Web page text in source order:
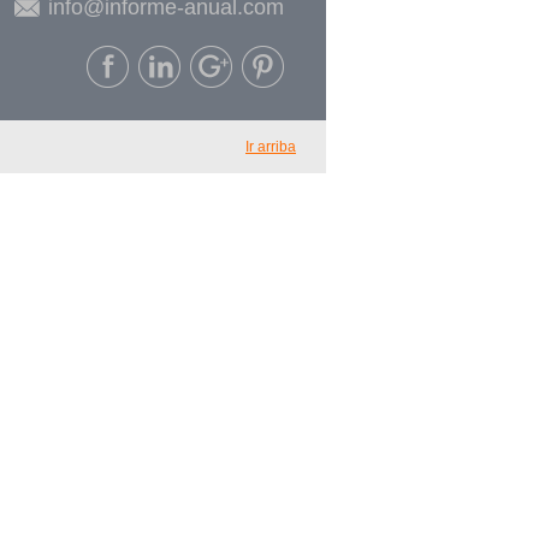
info@informe-anual.com
Ir arriba